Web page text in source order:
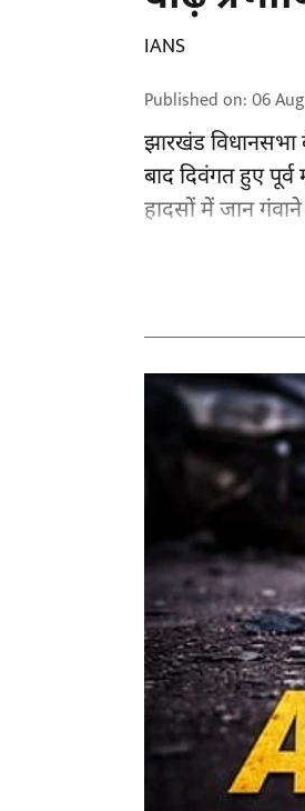
IANS
Published on:06
झारखंड
बाद दिवंगत हुए पूर्व
हादसों में जान